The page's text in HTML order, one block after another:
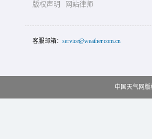
版权声明
网站律师
客服邮箱： service@weather.com.cn
中国天气网